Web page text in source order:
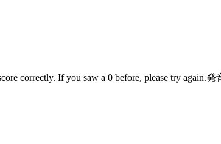
correctly. If you saw a 0 before, please try again.発